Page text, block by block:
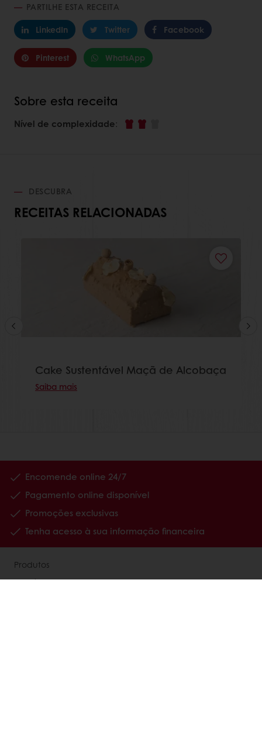
PARTILHE ESTA RECEITA
LinkedIn
Twitter Facebook
Pinterest WhatsApp
Sobre esta receita
Nível de complexidade:
DESCUBRA
RECEITAS RELACIONADAS
Cake Sustentável Maçã de Alcobaça
Saiba mais
Encomende online 24/7
Pagamento online disponível
Promoções exclusivas
Tenha acesso à sua informação financeira
Produtos
Receitas